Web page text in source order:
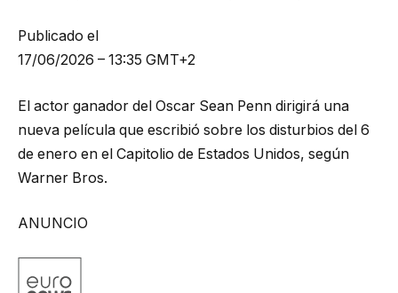
Publicado el
17/06/2026 – 13:35 GMT+2
El actor ganador del Oscar Sean Penn dirigirá una
nueva película que escribió sobre los disturbios del 6
de enero en el Capitolio de Estados Unidos, según
Warner Bros.
ANUNCIO